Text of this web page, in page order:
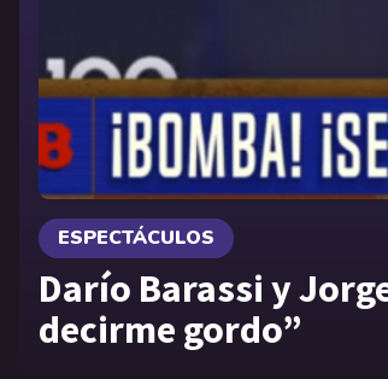
ESPECTÁCULOS
Darío Barassi y
decirme gordo”